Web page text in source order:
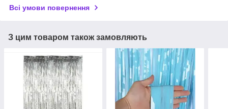
Всі умови повернення
З цим товаром також замовляють